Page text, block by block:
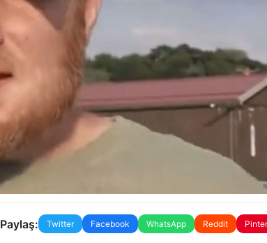
Paylaş: Twitter Facebook WhatsApp Reddit